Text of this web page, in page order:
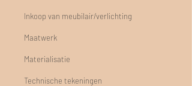
Inkoop van meubilair/verlichting
Maatwerk
Materialisatie
Technische tekeningen